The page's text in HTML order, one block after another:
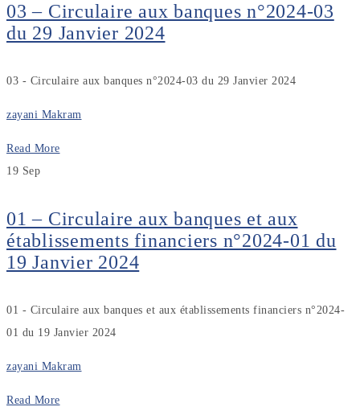
03 – Circulaire aux banques n°2024-03
du 29 Janvier 2024
03 - Circulaire aux banques n°2024-03 du 29 Janvier 2024
zayani Makram
Read More
19 Sep
01 – Circulaire aux banques et aux
établissements financiers n°2024-01 du
19 Janvier 2024
01 - Circulaire aux banques et aux établissements financiers n°2024-
01 du 19 Janvier 2024
zayani Makram
Read More